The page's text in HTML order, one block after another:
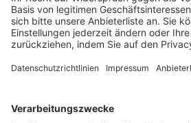
Login SpielPlus
FOLGE DEM BFV